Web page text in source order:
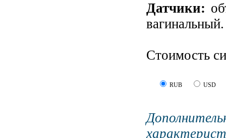
Датчики:
вагинальный.
Стоимость
RUB USD